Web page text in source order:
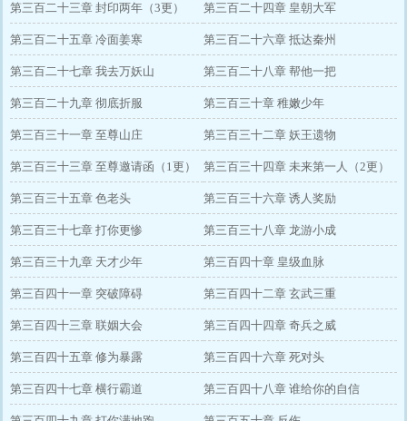
第三百二十三章 封印两年（3更） 第三百二十四章 皇朝大军
第三百二十五章 冷面姜寒 第三百二十六章 抵达秦州
第三百二十七章 我去万妖山 第三百二十八章 帮他一把
第三百二十九章 彻底折服 第三百三十章 稚嫩少年
第三百三十一章 至尊山庄 第三百三十二章 妖王遗物
第三百三十三章 至尊邀请函（1更） 第三百三十四章 未来第一人（2更）
第三百三十五章 色老头 第三百三十六章 诱人奖励
第三百三十七章 打你更惨 第三百三十八章 龙游小成
第三百三十九章 天才少年 第三百四十章 皇级血脉
第三百四十一章 突破障碍 第三百四十二章 玄武三重
第三百四十三章 联姻大会 第三百四十四章 奇兵之威
第三百四十五章 修为暴露 第三百四十六章 死对头
第三百四十七章 横行霸道 第三百四十八章 谁给你的自信